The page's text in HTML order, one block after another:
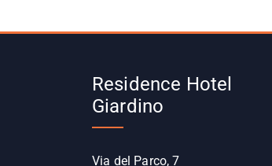
Residence Hotel
Giardino
Via del Parco, 7